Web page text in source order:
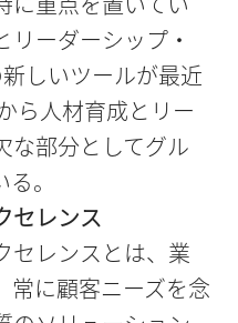
ーダーシップ・
しいツールが最近
ら人材育成とリー
な部分としてグル
。
セレンス
セレンスとは、業
常に顧客ニーズを念